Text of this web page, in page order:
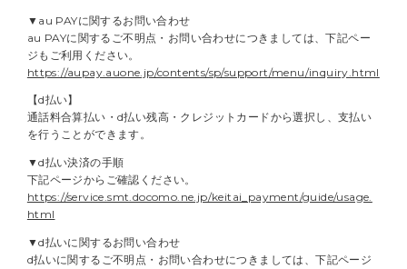
▼au PAYに関するお問い合わせ
au PAYに関するご不明点・お問い合わせにつきましては、下記ペー
ジもご利用ください。
https://aupay.auone.jp/contents/sp/support/menu/inquiry.html
【d払い】
通話料合算払い・d払い残高・クレジットカードから選択し、支払い
を行うことができます。
▼d払い決済の手順
下記ページからご確認ください。
https://service.smt.docomo.ne.jp/keitai_payment/guide/usage.
html
▼d払いに関するお問い合わせ
d払いに関するご不明点・お問い合わせにつきましては、下記ページ